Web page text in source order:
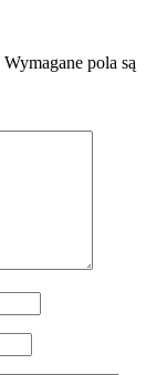
Wymagane pola są